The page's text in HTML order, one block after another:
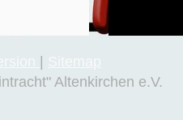
|
Altenkirchen e.V.